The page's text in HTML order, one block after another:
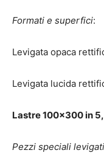
Formati e superfici:
Levigata opaca
Levigata lucida
Lastre 100×300 in
Pezzi speciali